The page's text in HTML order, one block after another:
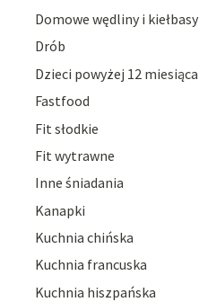
Domowe wędliny i kiełbasy
Drób
Dzieci powyżej 12 miesiąca
Fastfood
Fit słodkie
Fit wytrawne
Inne śniadania
Kanapki
Kuchnia chińska
Kuchnia francuska
Kuchnia hiszpańska